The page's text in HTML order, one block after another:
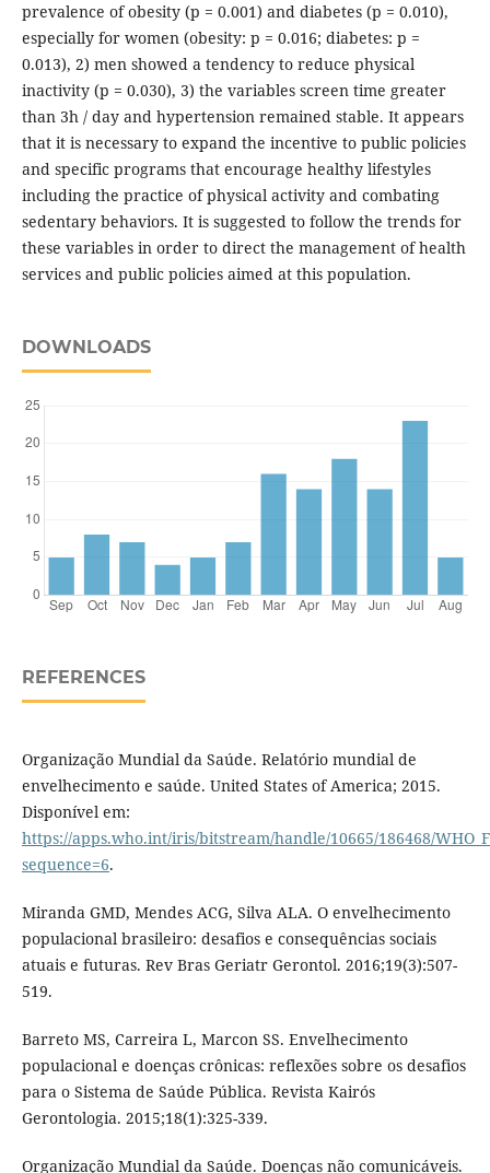
prevalence of obesity (p = 0.001) and diabetes (p = 0.010),
especially for women (obesity: p = 0.016; diabetes: p =
0.013), 2) men showed a tendency to reduce physical
inactivity (p = 0.030), 3) the variables screen time greater
than 3h / day and hypertension remained stable. It appears
that it is necessary to expand the incentive to public policies
and specific programs that encourage healthy lifestyles
including the practice of physical activity and combating
sedentary behaviors. It is suggested to follow the trends for
these variables in order to direct the management of health
services and public policies aimed at this population.
DOWNLOADS
REFERENCES
Organização Mundial da Saúde. Relatório mundial de
envelhecimento e saúde. United States of America; 2015.
Disponível em:
https://apps.who.int/iris/bitstream/handle/10665/186468/
sequence=6.
Miranda GMD, Mendes ACG, Silva ALA. O envelhecimento
populacional brasileiro: desafios e consequências sociais
atuais e futuras. Rev Bras Geriatr Gerontol. 2016;19(3):507-
519.
Barreto MS, Carreira L, Marcon SS. Envelhecimento
populacional e doenças crônicas: reflexões sobre os desafios
para o Sistema de Saúde Pública. Revista Kairós
Gerontologia. 2015;18(1):325-339.
Organização Mundial da Saúde. Doenças não comunicáveis.